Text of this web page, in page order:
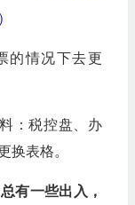
的情况下去更
：税控盘、办
换表格。
有一些出入，